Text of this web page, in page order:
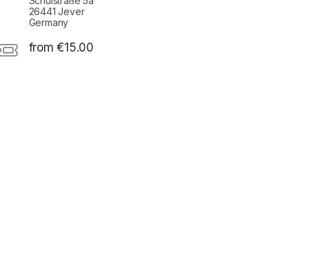
26441 Jever
Germany
from €15.00